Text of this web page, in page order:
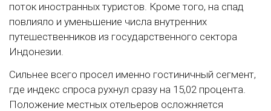
поток иностранных туристов. Кроме того, на спад
повлияло и уменьшение числа внутренних
путешественников из государственного сектора
Индонезии.
Сильнее всего просел именно гостиничный сегмент,
где индекс спроса рухнул сразу на 15,02 процента.
Положение местных отельеров осложняется